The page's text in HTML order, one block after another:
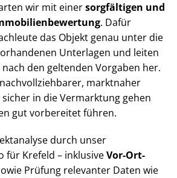
wir mit einersorgfältigen und
. Dafür
das Objekt genau unter die
Unterlagen und leiten
den geltenden Vorgaben her.
marktnaher
sicher in die Vermarktung gehen
gut vorbereitet führen.
durch unser
für Krefeld – inklusiveVor-Ort-
Prüfung relevanter Daten wie